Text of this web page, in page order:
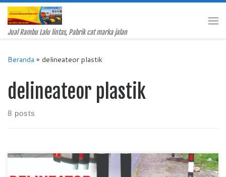
Skip to content
Jual Rambu Lalu lintas, Pabrik cat marka jalan
Beranda » delineateor plastik
delineateor plastik
8 posts